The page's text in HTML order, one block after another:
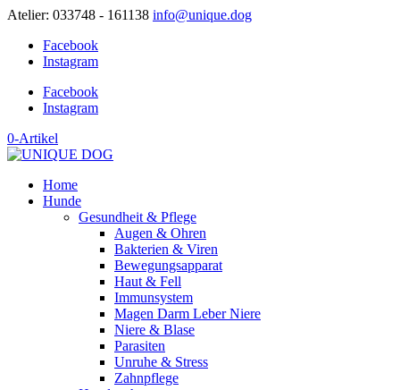
Atelier: 033748 - 161138 info@unique.dog
Facebook
Instagram
Facebook
Instagram
0-Artikel
Home
Hunde
Gesundheit & Pflege
Augen & Ohren
Bakterien & Viren
Bewegungsapparat
Haut & Fell
Immunsystem
Magen Darm Leber Niere
Niere & Blase
Parasiten
Unruhe & Stress
Zahnpflege